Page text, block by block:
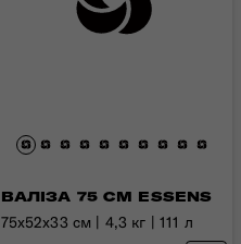
ВАЛІЗА 75 СМ ESSENS
75x52x33 см | 4,3 кг | 111 л